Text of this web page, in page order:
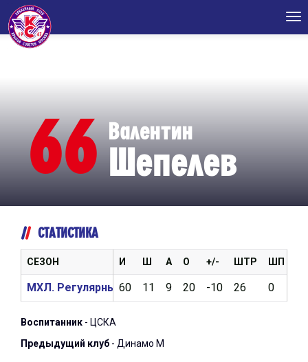
66 Валентин
Шепелев
СТАТИСТИКА
И Ш А О +/- ШТР ШП
60 11 9 20 -10 26 0
СЕЗОН
МХЛ. Регулярный чемпионат 2020/2021
Воспитанник - ЦСКА
Предыдущий клуб - Динамо М